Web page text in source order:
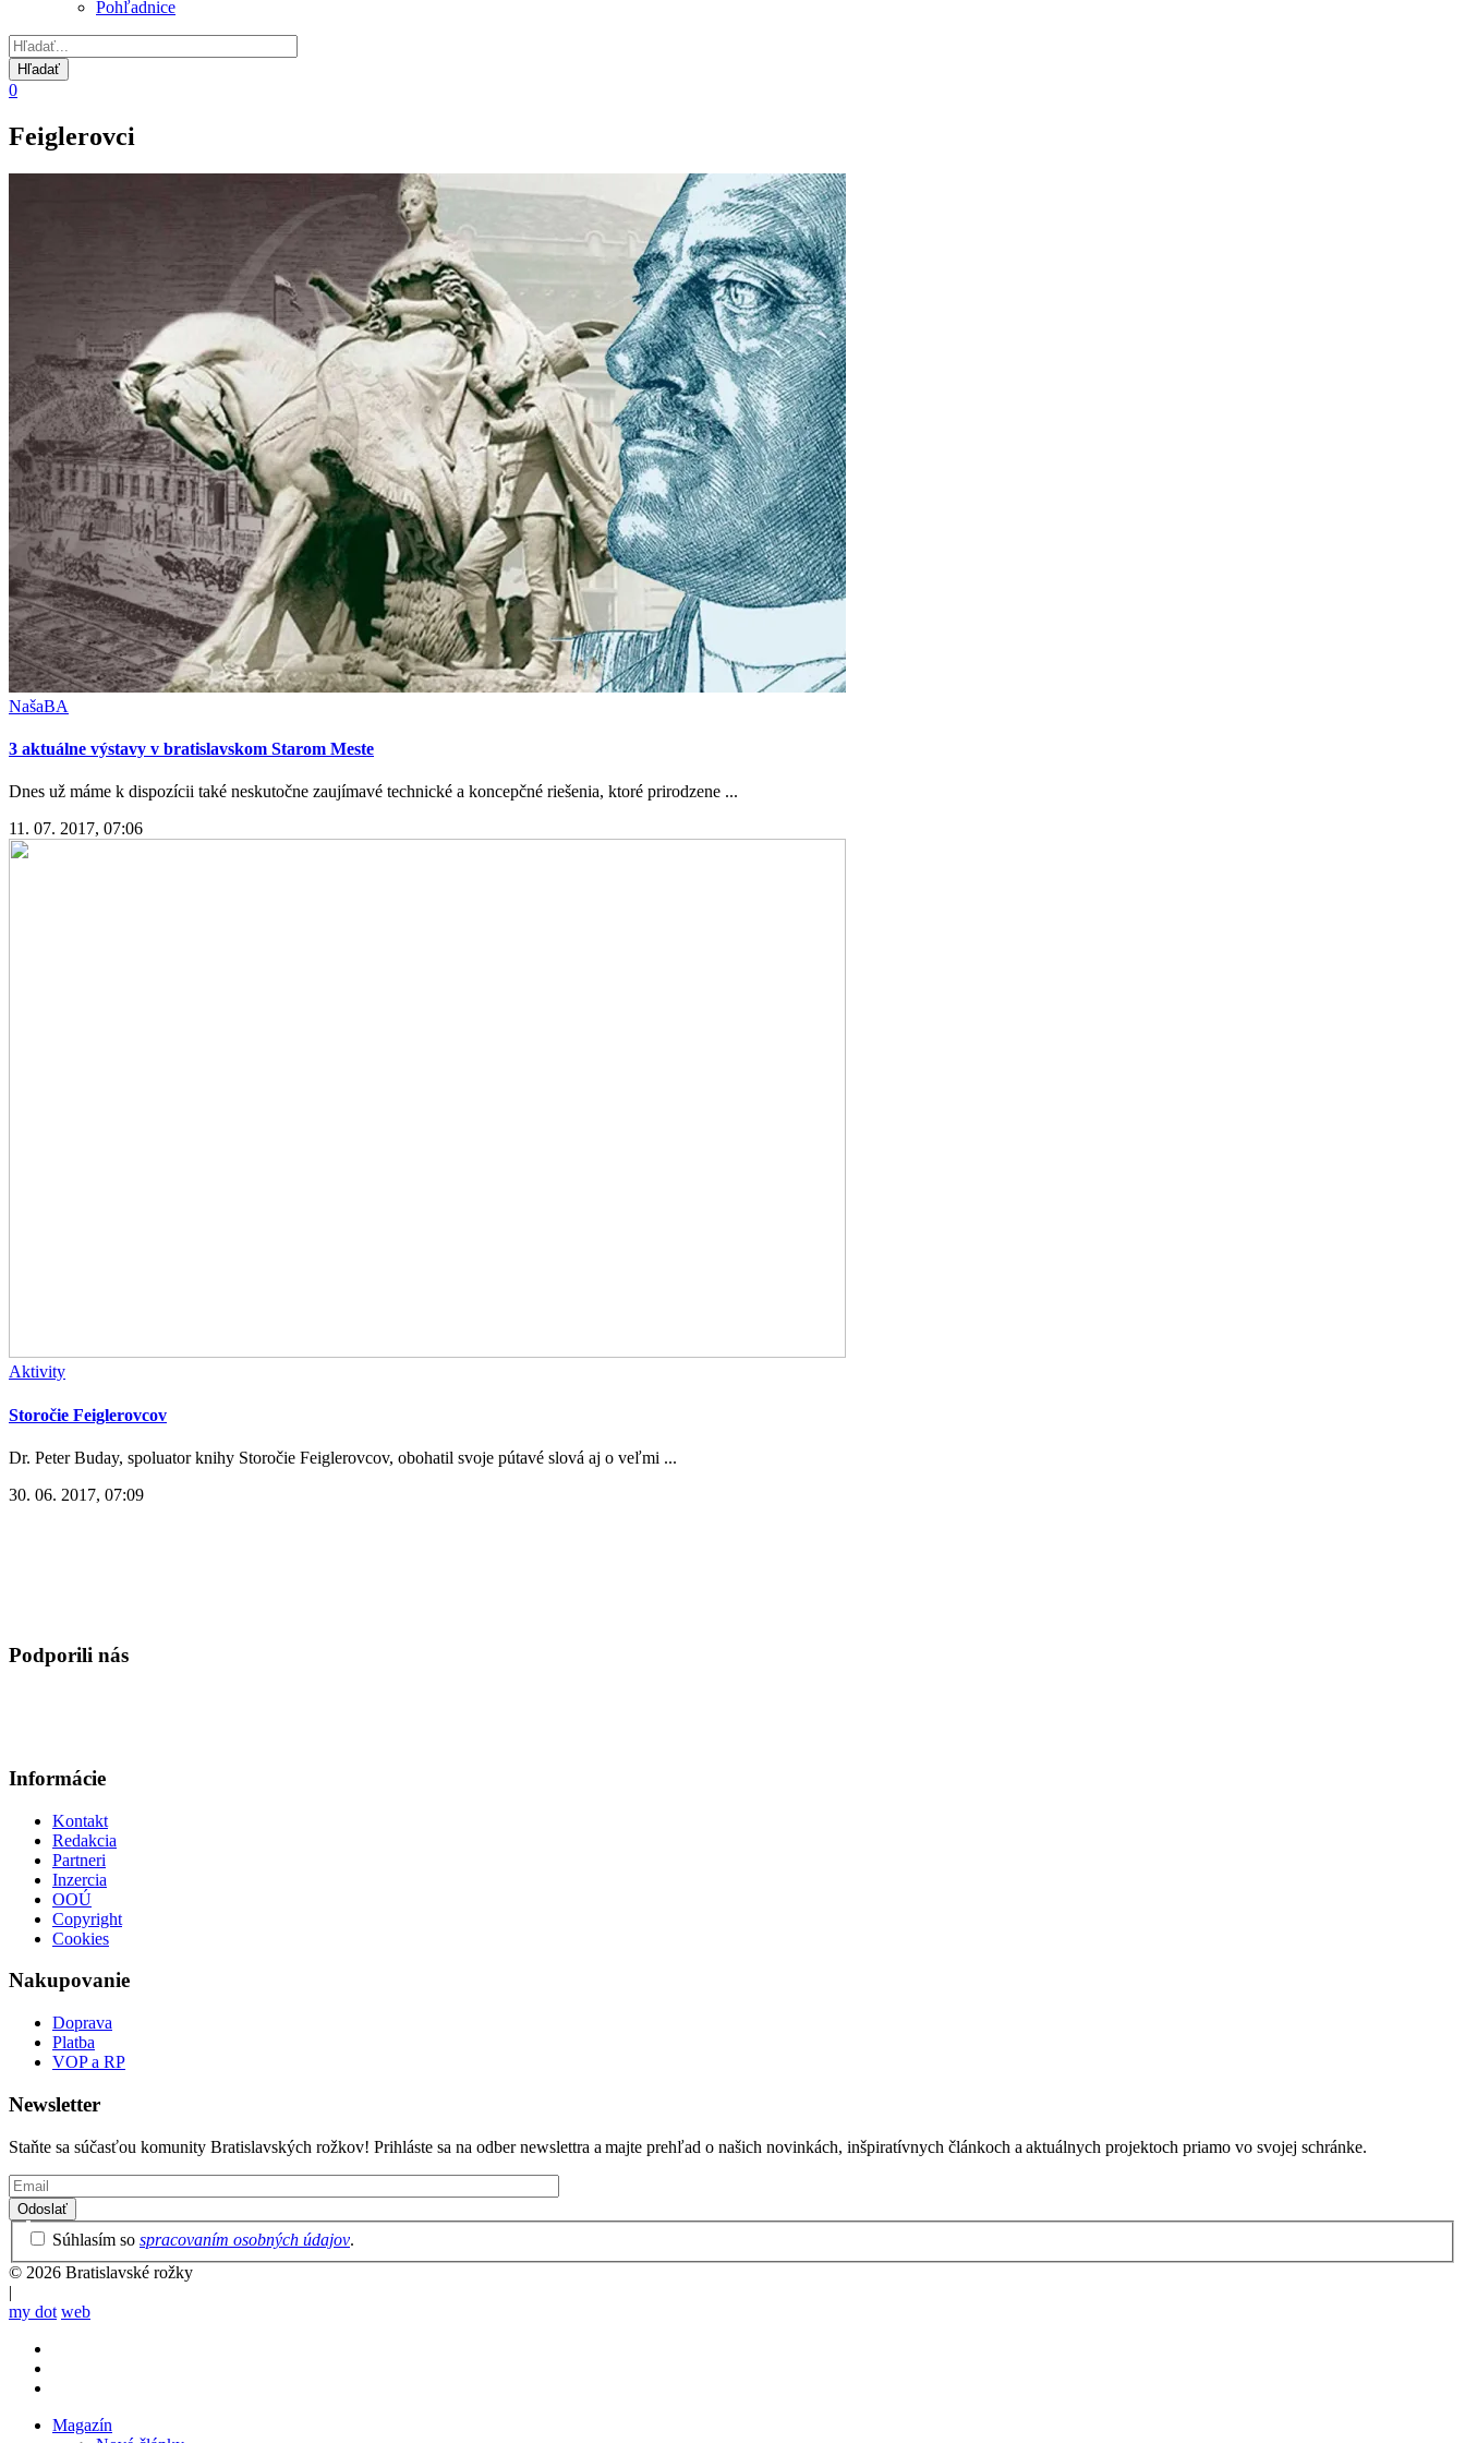
Pohľadnice
0
Feiglerovci
NašaBA
3 aktuálne výstavy v bratislavskom Starom Meste
Dnes už máme k dispozícii také neskutočne zaujímavé technické a koncepčné riešenia, ktoré prirodzene ...
11. 07. 2017, 07:06
Aktivity
Storočie Feiglerovcov
Dr. Peter Buday, spoluator knihy Storočie Feiglerovcov, obohatil svoje pútavé slová aj o veľmi ...
30. 06. 2017, 07:09
Podporili nás
Informácie
Kontakt
Redakcia
Partneri
Inzercia
OOÚ
Copyright
Cookies
Nakupovanie
Doprava
Platba
VOP a RP
Newsletter
Staňte sa súčasťou komunity Bratislavských rožkov! Prihláste sa na odber newslettra a majte prehľad o našich novinkách, inšpiratívnych článkoch a aktuálnych projektoch priamo vo svojej schránke.
Email
Privacy
Policy
Súhlasím so spracovaním osobných údajov.
© 2026 Bratislavské rožky
|
my dot web
Magazín